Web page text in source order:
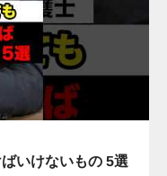
いけないもの 5選